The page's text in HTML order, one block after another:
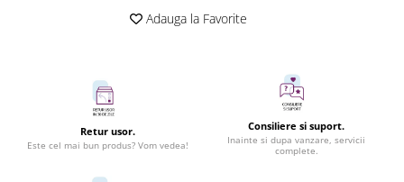
Adauga la Favorite
Retur usor.
Este cel mai bun produs? Vom vedea!
Consiliere si suport.
Inainte si dupa vanzare, servicii
complete.